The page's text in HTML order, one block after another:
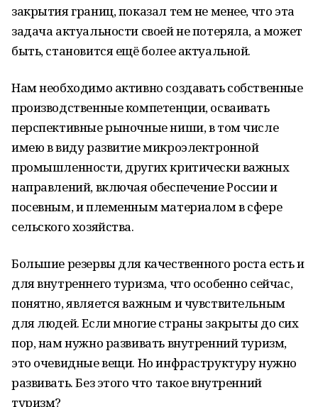
закрытия границ, показал тем не менее, что эта
задача актуальности своей не потеряла, а может
быть, становится ещё более актуальной.
Нам необходимо активно создавать собственные
производственные компетенции, осваивать
перспективные рыночные ниши, в том числе
имею в виду развитие микроэлектронной
промышленности, других критически важных
направлений, включая обеспечение России и
посевным, и племенным материалом в сфере
сельского хозяйства.
Большие резервы для качественного роста есть и
для внутреннего туризма, что особенно сейчас,
понятно, является важным и чувствительным
для людей. Если многие страны закрыты до сих
пор, нам нужно развивать внутренний туризм,
это очевидные вещи. Но инфраструктуру нужно
развивать. Без этого что такое внутренний
туризм?